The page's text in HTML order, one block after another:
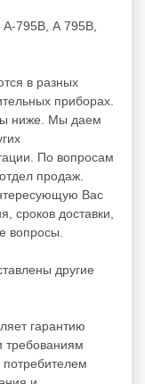
А-795В, А 795В,
в разных
приборах.
ниже. Мы даем
По вопросам
продаж.
Вас
сроков доставки,
вопросы.
другие
гарантию
требованиям